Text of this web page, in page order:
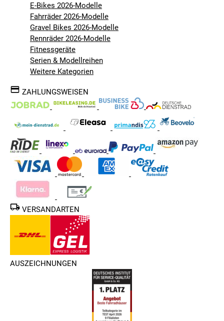
E-Bikes 2026-Modelle
Fahrräder 2026-Modelle
Gravel Bikes 2026-Modelle
Rennräder 2026-Modelle
Fitnessgeräte
Serien & Modellreihen
Weitere Kategorien
ZAHLUNGSWEISEN
VERSANDARTEN
AUSZEICHNUNGEN